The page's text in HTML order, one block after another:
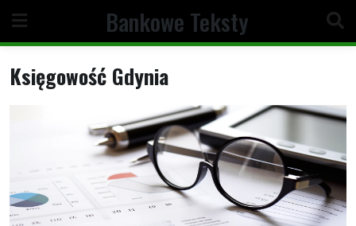
content
Bankowe Teksty
Księgowość Gdynia